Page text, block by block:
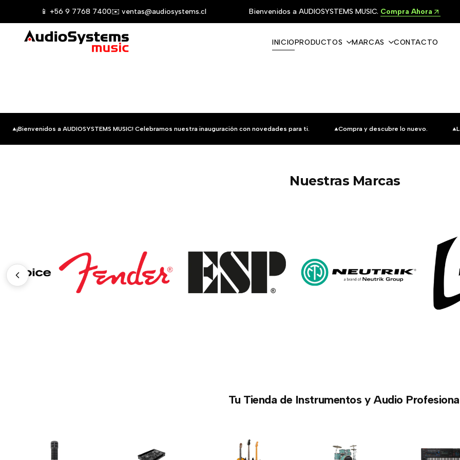
📱 +56 9 7768 7400✉️ ventas@audiosystems.cl Bienvenidos a AUDIOSYSTEMS MUSIC. Compra Ahora
INICIOPRODUCTOS MARCAS CONTACTO
¡Bienvenidos a AUDIOSYSTEMS MUSIC! Celebramos nuestra inauguración con novedades para ti. Compra y descubre lo nuevo.
Nuestras Marcas
Tu Tienda de Instrumentos y Audio